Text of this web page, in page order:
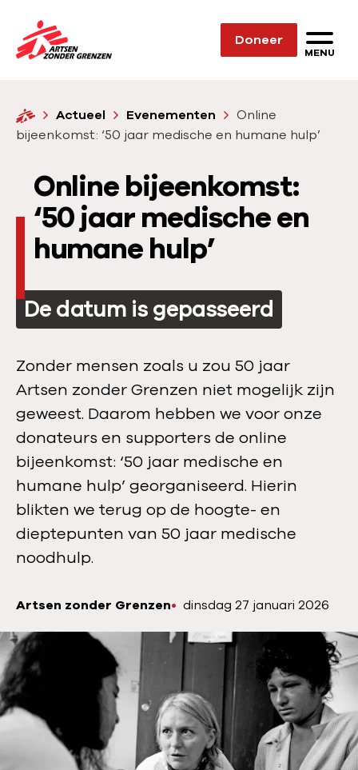
Sla navigatie over
N
r
d
a
Doneer
MENU
H
o
e
Actueel Evenementen
Online
bijeenkomst: ‘50 jaar medische en humane hulp’
Online bijeenkomst:
‘50 jaar medische en
humane hulp’
De datum is gepasseerd
Zonder mensen zoals u zou 50 jaar
Artsen zonder Grenzen niet mogelijk zijn
geweest. Daarom hebben we voor onze
donateurs en supporters de online
bijeenkomst: ‘50 jaar medische en
humane hulp’ georganiseerd. Hierin
blikten we terug op de hoogte- en
dieptepunten van 50 jaar medische
noodhulp.
A
u
t
e
u
r
Artsen zonder Grenzen
P
b
i
c
a
t
i
dinsdag 27 januari 2026